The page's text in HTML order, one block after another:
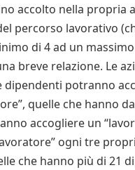
accolto nella propria
percorso lavorativo
di 4 ad un
breve relazione. Le
dipendenti potranno
quelle che hanno da
accogliere un
ogni tre propri
che hanno più di 21